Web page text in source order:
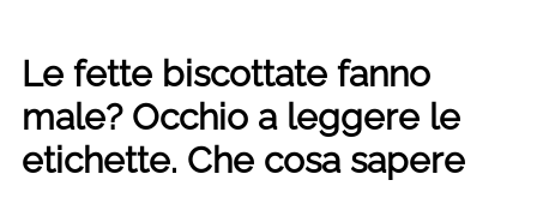
Le fette biscottate fanno
male? Occhio a leggere le
etichette. Che cosa sapere